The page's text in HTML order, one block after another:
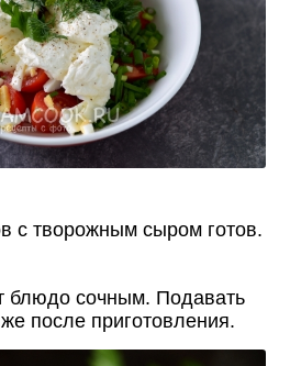
с творожным сыром готов.
блюдо сочным. Подавать
после приготовления.